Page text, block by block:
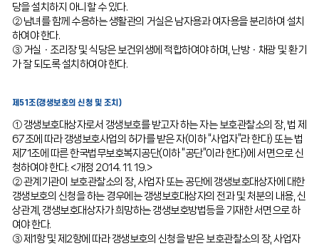
당을 설치하지 아니할 수 있다.
② 남녀를 함께 수용하는 생활관의 거실은 남자용과 여자용을 분리하여 설치
하여야 한다.
③ 거실ㆍ조리장 및 식당은 보건위생에 적합하여야 하며, 난방ㆍ채광 및 환기
가 잘 되도록 설치하여야 한다.
제51조(갱생보호의 신청 및 조치)
① 갱생보호대상자로서 갱생보호를 받고자 하는 자는 보호관찰소의 장, 법 제
67조에 따라 갱생보호사업의 허가를 받은 자(이하 “사업자”라 한다) 또는 법
제71조에 따른 한국법무보호복지공단(이하 “공단”이라 한다)에 서면으로 신
청하여야 한다. <개정 2014. 11. 19.>
② 관계기관이 보호관찰소의 장, 사업자 또는 공단에 갱생보호대상자에 대한
갱생보호의 신청을 하는 경우에는 갱생보호대상자의 전과 및 처분의 내용, 신
상관계, 갱생보호대상자가 희망하는 갱생보호방법등을 기재한 서면으로 하
여야 한다.
③ 제1항 및 제2항에 따라 갱생보호의 신청을 받은 보호관찰소의 장, 사업자